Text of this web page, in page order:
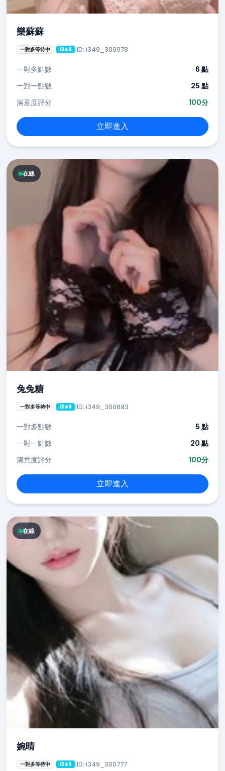
樂蘇蘇
一對多等待中 i349 ID: i349_300978
一對多點數
6 點
一對一點數
25 點
滿意度評分
100分
立即進入
在線
兔兔糖
一對多等待中 i349 ID: i349_300893
一對多點數
5 點
一對一點數
20 點
滿意度評分
100分
立即進入
在線
婉晴
一對多等待中 i349 ID: i349_300777